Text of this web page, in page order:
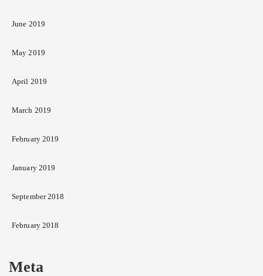
June 2019
May 2019
April 2019
March 2019
February 2019
January 2019
September 2018
February 2018
Meta